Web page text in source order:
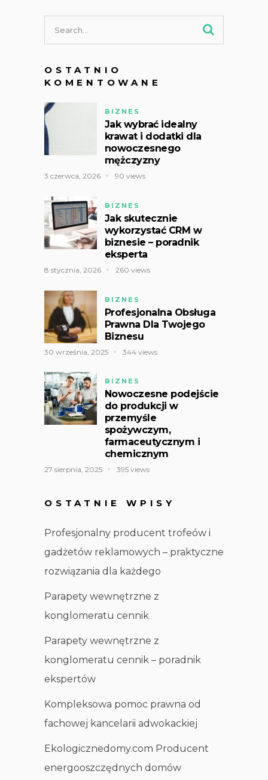
OSTATNIO
KOMENTOWANE
BIZNES
Jak wybrać idealny
krawat i dodatki dla
nowoczesnego
mężczyzny
3 czerwca, 2026 90 views
BIZNES
Jak skutecznie
wykorzystać CRM w
biznesie – poradnik
eksperta
8 stycznia, 2026 260 views
BIZNES
Profesjonalna Obsługa
Prawna Dla Twojego
Biznesu
30 września, 2025 344 views
BIZNES
Nowoczesne podejście
do produkcji w
przemyśle
spożywczym,
farmaceutycznym i
chemicznym
27 sierpnia, 2025 395 views
OSTATNIE WPISY
Profesjonalny producent trofeów i
gadżetów reklamowych – praktyczne
rozwiązania dla każdego
Parapety wewnętrzne z
konglomeratu cennik
Parapety wewnętrzne z
konglomeratu cennik – poradnik
ekspertów
Kompleksowa pomoc prawna od
fachowej kancelarii adwokackiej
Ekologicznedomy.com Producent
energooszczędnych domów